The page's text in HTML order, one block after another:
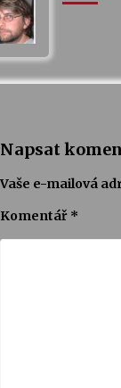
Napsat
Vaše e-mailová
Komentář *